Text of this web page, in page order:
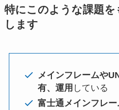
特にこのような課題
します
メインフレームや
有、運用 している
富士通メインフレー